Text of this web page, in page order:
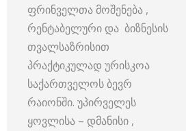
ფრინველთა მოშენება ,
რენტაბელური და ბიზნესის
თვალსაზრისით
პრაქტიკულად ურისკოა
საქართველოს ბევრ
რაიონში. უპირველეს
ყოვლისა – დმანისი ,